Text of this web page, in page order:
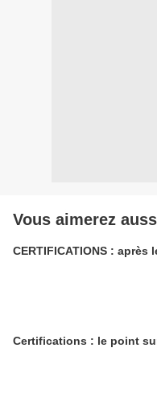
Vous aimerez
CERTIFICATIONS :
Certifications : le point